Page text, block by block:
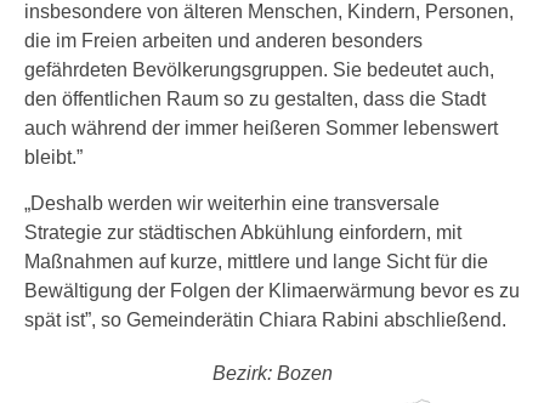
insbesondere von älteren Menschen, Kindern, Personen,
die im Freien arbeiten und anderen besonders
gefährdeten Bevölkerungsgruppen. Sie bedeutet auch,
den öffentlichen Raum so zu gestalten, dass die Stadt
auch während der immer heißeren Sommer lebenswert
bleibt.”
„Deshalb werden wir weiterhin eine transversale
Strategie zur städtischen Abkühlung einfordern, mit
Maßnahmen auf kurze, mittlere und lange Sicht für die
Bewältigung der Folgen der Klimaerwärmung bevor es zu
spät ist”, so Gemeinderätin Chiara Rabini abschließend.
Bezirk: Bozen